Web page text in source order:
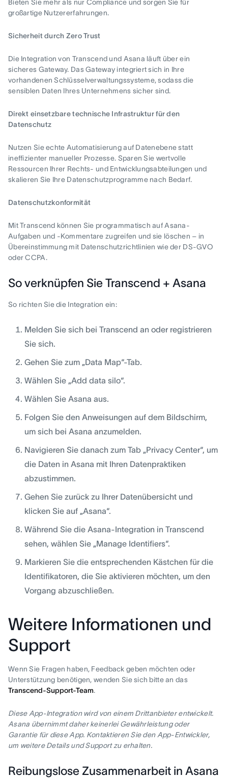
Bieten Sie mehr als nur Compliance und sorgen Sie für
großartige Nutzererfahrungen.
Sicherheit durch Zero Trust
Die Integration von Transcend und Asana läuft über ein
sicheres Gateway. Das Gateway integriert sich in Ihre
vorhandenen Schlüsselverwaltungssysteme, sodass die
sensiblen Daten Ihres Unternehmens sicher sind.
Direkt einsetzbare technische Infrastruktur für den
Datenschutz
Nutzen Sie echte Automatisierung auf Datenebene statt
ineffizienter manueller Prozesse. Sparen Sie wertvolle
Ressourcen Ihrer Rechts- und Entwicklungsabteilungen und
skalieren Sie Ihre Datenschutzprogramme nach Bedarf.
Datenschutzkonformität
Mit Transcend können Sie programmatisch auf Asana-
Aufgaben und -Kommentare zugreifen und sie löschen – in
Übereinstimmung mit Datenschutzrichtlinien wie der DS-GVO
oder CCPA.
So verknüpfen Sie Transcend + Asana
So richten Sie die Integration ein:
Melden Sie sich bei Transcend an oder registrieren
Sie sich.
Gehen Sie zum „Data Map“-Tab.
Wählen Sie „Add data silo“.
Wählen Sie Asana aus.
Folgen Sie den Anweisungen auf dem Bildschirm,
um sich bei Asana anzumelden.
Navigieren Sie danach zum Tab „Privacy Center“, um
die Daten in Asana mit Ihren Datenpraktiken
abzustimmen.
Gehen Sie zurück zu Ihrer Datenübersicht und
klicken Sie auf „Asana“.
Während Sie die Asana-Integration in Transcend
sehen, wählen Sie „Manage Identifiers“.
Markieren Sie die entsprechenden Kästchen für die
Identifikatoren, die Sie aktivieren möchten, um den
Vorgang abzuschließen.
Weitere Informationen und
Support
Wenn Sie Fragen haben, Feedback geben möchten oder
Unterstützung benötigen, wenden Sie sich bitte an das
Transcend-Support-Team.
Diese App-Integration wird von einem Drittanbieter entwickelt.
Asana übernimmt daher keinerlei Gewährleistung oder
Garantie für diese App. Kontaktieren Sie den App-Entwickler,
um weitere Details und Support zu erhalten.
Reibungslose Zusammenarbeit in Asana